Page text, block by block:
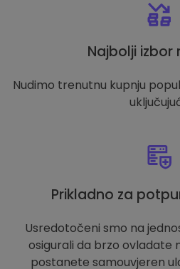
Najbolji izbor
Nudimo trenutnu kupnju
Prikladno za
Usredotočeni smo na
osigurali da brzo ovladate
postanete samouvjeren